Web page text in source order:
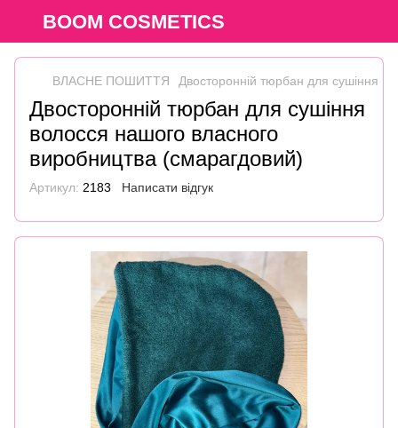
BOOM COSMETICS
ВЛАСНЕ ПОШИТТЯ Двосторонній тюрбан для сушіння
Двосторонній тюрбан для сушіння
волосся нашого власного
виробництва (смарагдовий)
Артикул: 2183 Написати відгук